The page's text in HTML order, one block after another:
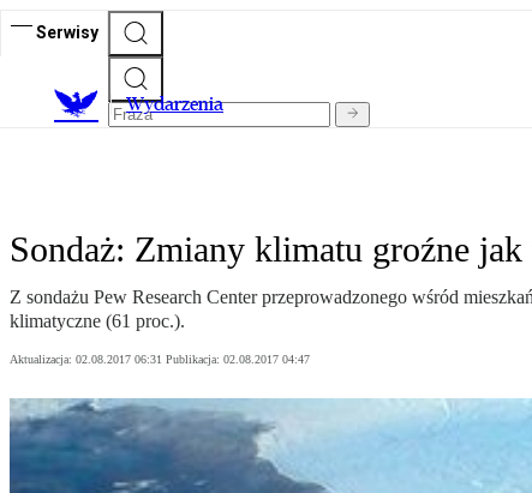
Serwisy
Wydarzenia
Sondaż: Zmiany klimatu groźne
Z sondażu Pew Research Center przeprowadzonego wśród
klimatyczne (61 proc.).
Aktualizacja: 02.08.2017 06:31 Publikacja: 02.08.2017 04:47